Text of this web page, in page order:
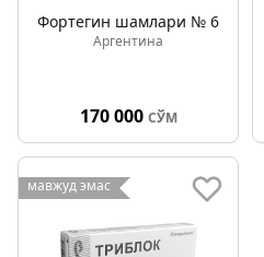
Фортегин шамлари № 6
Аргентина
170 000 СЎМ
мавжуд эмас